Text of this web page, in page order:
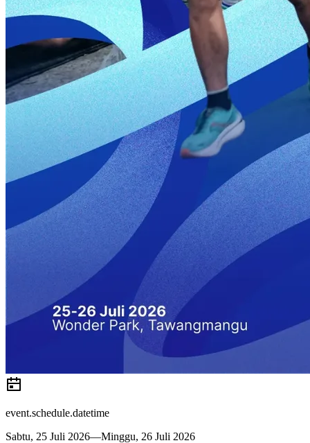
event.schedule.datetime
Sabtu, 25 Juli 2026—Minggu, 26 Juli 2026